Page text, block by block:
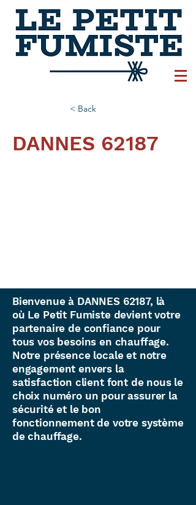
< Back
DANNES 62187
Bienvenue à DANNES 62187, là
où Le Petit Fumiste devient votre
partenaire de confiance pour
tous vos besoins en chauffage.
Notre présence locale et notre
engagement envers la
satisfaction client font de nous le
choix numéro un pour assurer la
sécurité et le bon
fonctionnement de votre système
de chauffage.